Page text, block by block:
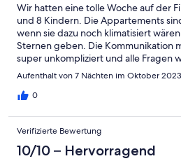
Wir hatten eine tolle Woche auf der
und 8 Kindern. Die Appartements
wenn sie dazu noch klimatisiert
Sternen geben. Die Kommunikation
super unkompliziert und alle Fragen
beantwortet und sich gekümmert.
Aufenthalt von 7 Nächten im Oktober 2023
0
Verifizierte Bewertung
10/10 – Hervorragend